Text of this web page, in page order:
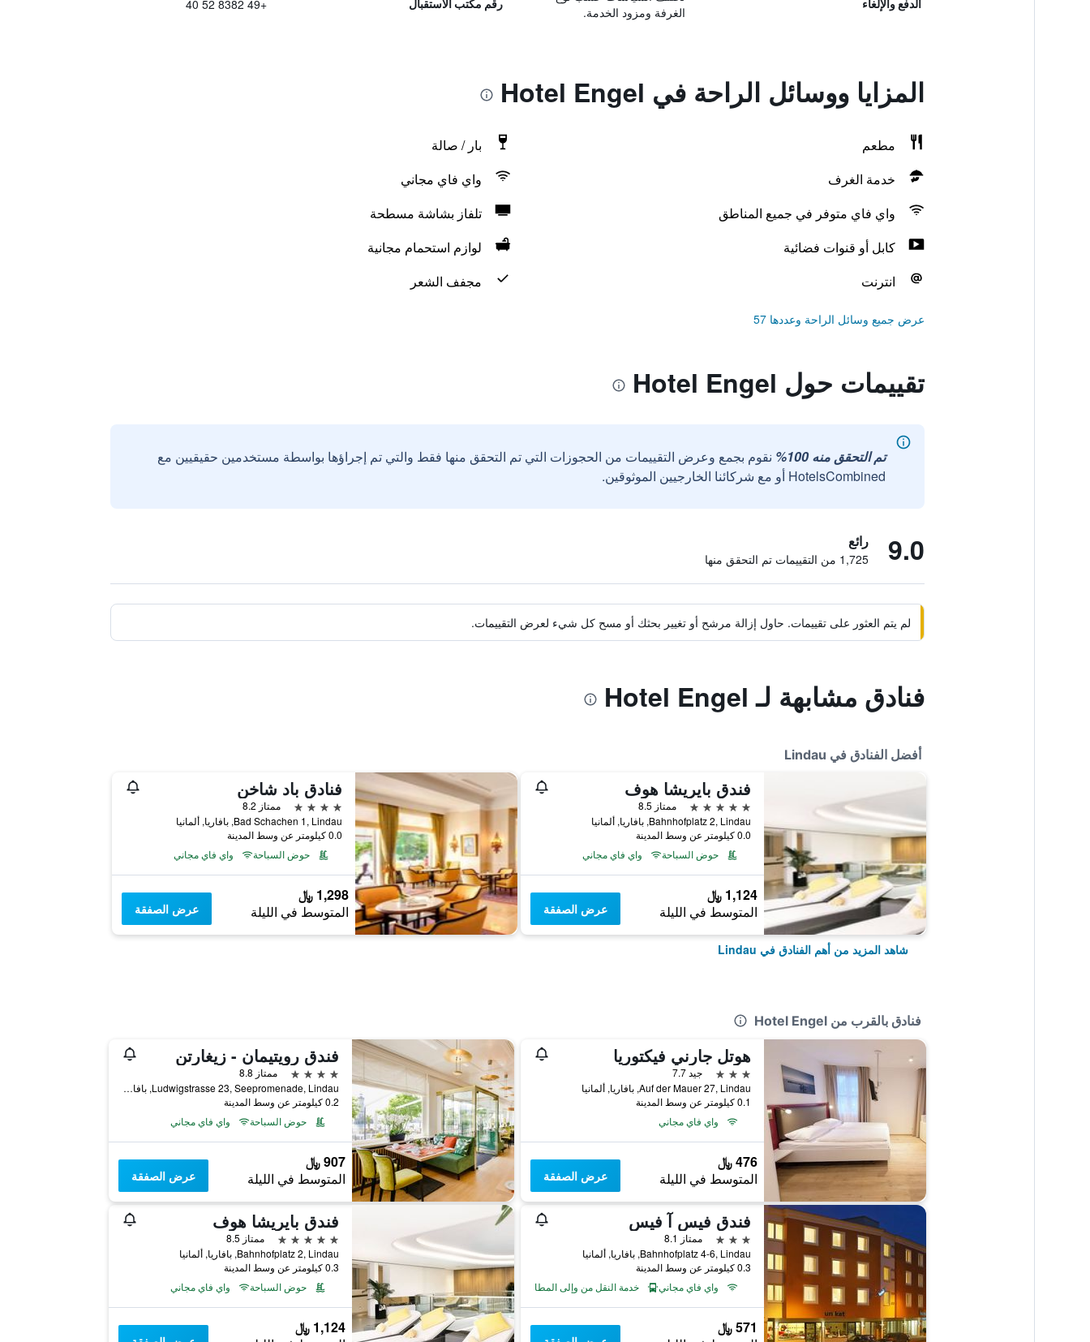
الدفع والإلغاء
الغرفة ومزود الخدمة.
رقم مكتب الاستقبال +49 8382 52 40
المزايا ووسائل الراحة في Hotel Engel
مطعم
بار / صالة
خدمة الغرف
واي فاي مجاني
واي فاي متوفر في جميع المناطق
تلفاز بشاشة مسطحة
كابل أو قنوات فضائية
لوازم استحمام مجانية
انترنت
مجفف الشعر
عرض جميع وسائل الراحة وعددها 57
تقييمات حول Hotel Engel
تم التحقق منه 100%
نقوم بجمع وعرض التقييمات من الحجوزات التي تم التحقق منها فقط والتي تم إجراؤها بواسطة مستخدمين حقيقيين مع
HotelsCombined أو مع شركائنا الخارجيين الموثوقين.
9.0 رائع
1,725 من التقييمات تم التحقق منها
لم يتم العثور على تقييمات. حاول إزالة مرشح أو تغيير بحثك أو مسح كل شيء لعرض التقييمات.
فنادق مشابهة لـ Hotel Engel
أفضل الفنادق في Lindau
فندق بايريشا هوف
5 نجوم
ممتاز 8.5
Bahnhofplatz 2, Lindau, بافاريا, ألمانيا
0.0 كيلومتر عن وسط المدينة
حوض السباحة
واي فاي مجاني
1,124 ﷼
المتوسط في الليلة عرض الصفقة
فنادق باد شاخن
4 نجوم
ممتاز 8.2
Bad Schachen 1, Lindau, بافاريا, ألمانيا
0.0 كيلومتر عن وسط المدينة
حوض السباحة
واي فاي مجاني
1,298 ﷼
المتوسط في الليلة عرض الصفقة
شاهد المزيد من أهم الفنادق في Lindau
فنادق بالقرب من Hotel Engel
هوتل جارني فيكتوريا
3 نجوم
جيد 7.7
Auf der Mauer 27, Lindau, بافاريا, ألمانيا
0.1 كيلومتر عن وسط المدينة
واي فاي مجاني
476 ﷼
المتوسط في الليلة عرض الصفقة
فندق رويتيمان - زيغارتن
4 نجوم
ممتاز 8.8
Ludwigstrasse 23, Seepromenade, Lindau, بافاريا, ألمانيا
0.2 كيلومتر عن وسط المدينة
حوض السباحة
واي فاي مجاني
907 ﷼
المتوسط في الليلة عرض الصفقة
فندق فيس آ فيس
3 نجوم
ممتاز 8.1
Bahnhofplatz 4-6, Lindau, بافاريا, ألمانيا
0.3 كيلومتر عن وسط المدينة
واي فاي مجاني
خدمة النقل من وإلى المطار
571 ﷼
فندق بايريشا هوف
5 نجوم
ممتاز 8.5
Bahnhofplatz 2, Lindau, بافاريا, ألمانيا
0.3 كيلومتر عن وسط المدينة
حوض السباحة
واي فاي مجاني
1,124 ﷼